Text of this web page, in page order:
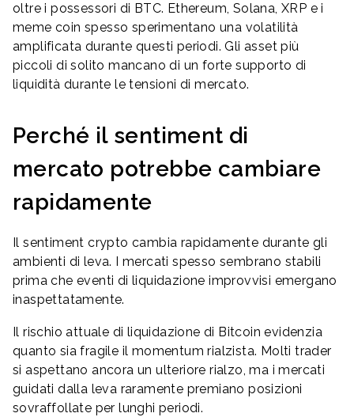
oltre i possessori di BTC. Ethereum, Solana, XRP e i
meme coin spesso sperimentano una volatilità
amplificata durante questi periodi. Gli asset più
piccoli di solito mancano di un forte supporto di
liquidità durante le tensioni di mercato.
Perché il sentiment di
mercato potrebbe cambiare
rapidamente
Il sentiment crypto cambia rapidamente durante gli
ambienti di leva. I mercati spesso sembrano stabili
prima che eventi di liquidazione improvvisi emergano
inaspettatamente.
Il rischio attuale di liquidazione di Bitcoin evidenzia
quanto sia fragile il momentum rialzista. Molti trader
si aspettano ancora un ulteriore rialzo, ma i mercati
guidati dalla leva raramente premiano posizioni
sovraffollate per lunghi periodi.